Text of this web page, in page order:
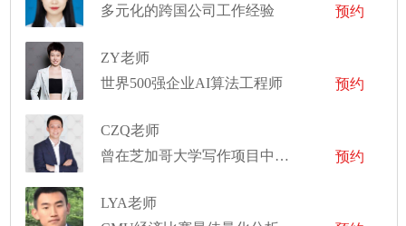
多元化的跨国公司工作经验
预约
ZY老师
世界500强企业AI算法工程师
预约
CZQ老师
曾在芝加哥大学写作项目中担任写作导师
预约
LYA老师